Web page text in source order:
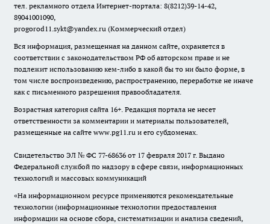
тел. рекламного отдела Интернет-портала: 8(8212)39-14-42,
89041001090,
progorod11.sykt@yandex.ru (Коммерческий отдел)
Вся информация, размещенная на данном сайте, охраняется в
соответствии с законодательством РФ об авторском праве и не
подлежит использованию кем-либо в какой бы то ни было форме, в
том числе воспроизведению, распространению, переработке не иначе
как с письменного разрешения правообладателя.
Возрастная категория сайта 16+. Редакция портала не несет
ответственности за комментарии и материалы пользователей,
размещенные на сайте www.pg11.ru и его субдоменах.
Свидетельство ЭЛ № ФС 77-68636 от 17 февраля 2017 г. Выдано
Федеральной службой по надзору в сфере связи, информационных
технологий и массовых коммуникаций
«На информационном ресурсе применяются рекомендательные
технологии (информационные технологии предоставления
информации на основе сбора, систематизации и анализа сведений,